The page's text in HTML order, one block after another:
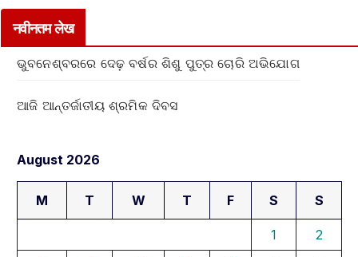
नवीनतम लेख
ଭୁବନେଶ୍ବରରେ ଦେଢ଼ ବର୍ଷର ଶିଶୁ ପୁତ୍ର ଚୋରି ଅଭିଯୋଗ
ଆଜି ଆନ୍ତର୍ଜାତୀୟ ଶ୍ରମିକ ଦିବସ
August 2026
M T W T F S S
1
2